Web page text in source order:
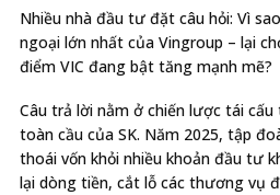
Nhiều nhà đầu tư đặt câu hỏi: Vì
ngoại lớn nhất của Vingroup – lại
điểm VIC đang bật tăng mạnh mẽ?
Câu trả lời nằm ở chiến lược tái
toàn cầu của SK. Năm 2025, tập
thoái vốn khỏi nhiều khoản đầu tư
lại dòng tiền, cắt lỗ các thương vụ